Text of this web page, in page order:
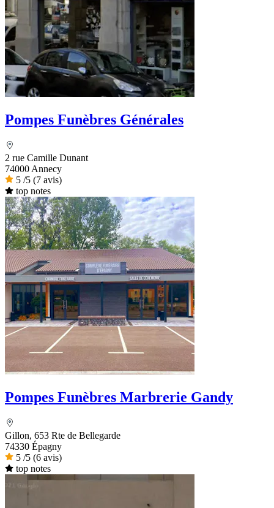
Pompes Funèbres Générales
2 rue Camille Dunant
74000 Annecy
5 /5 (7 avis)
top notes
Pompes Funèbres Marbrerie Gandy
Gillon, 653 Rte de Bellegarde
74330 Épagny
5 /5 (6 avis)
top notes